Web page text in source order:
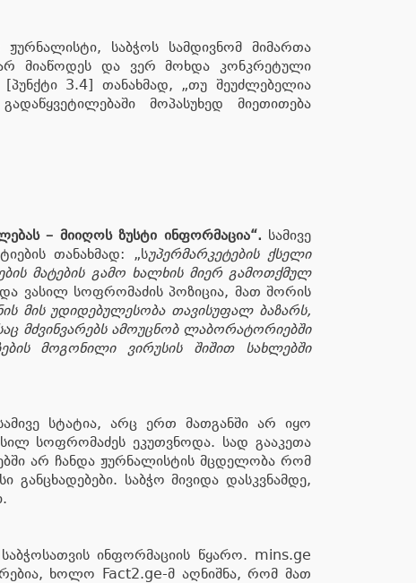
საბჭოს სამდივნომ მიმართა
არ მიაწოდეს და ვერ მოხდა კონკრეტული
[პუნქტი 3.4] თანახმად, „თუ შეუძლებელია
მოპასუხედ მიეთითება
– მიიღოს ზუსტი ინფორმაცია“. სამივე
თანახმად: „სუპერმარკეტების ქსელი
მატების გამო ხალხის მიერ გამოთქმულ
ვასილ სოფრომაძის პოზიცია, მათ შორის
მის უდიდებულესობა თავისუფალ ბაზარს,
მძვინვარებს ამოუცნობ ლაბორატორიებში
მოგონილი ვირუსის შიშით სახლებში
სტატია, არც ერთ მათგანში არ იყო
სოფრომაძეს ეკუთვნოდა. სად გააკეთა
არ ჩანდა ჟურნალისტის მცდელობა რომ
საბჭო მივიდა დასკვნამდე,
ინფორმაციის წყარო. mins.ge
ხოლო Fact2.ge-მ აღნიშნა, რომ მათ